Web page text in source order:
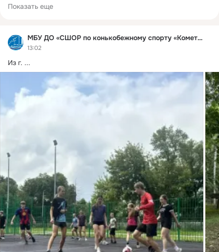
МБУ ДО «СШОР по конькобежному спорту «Комета»
13:02
Из г. ...
шорт-трек и фигурное катание. СШОР "Комета" играет
Директор спортивной школы "Комета" Сутормин Николай
Александрович
Показать еще